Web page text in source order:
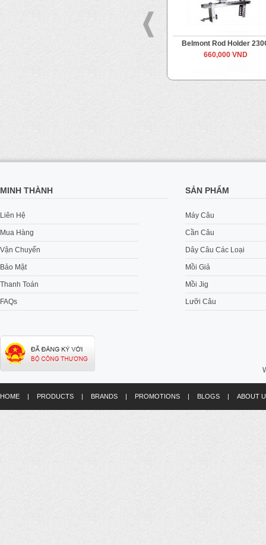
Belmont Rod Holder
660,000 VND
MINH THÀNH
Liên Hệ
Mua Hàng
Vận Chuyển
Bảo Mật
Thanh Toán
FAQs
SẢN PHẨM
Máy Câu
Cần Câu
Dây Câu Các Loại
Mồi Giả
Mồi Jig
Lưỡi Câu
HOME | PRODUCTS | BRANDS | PROMOTIONS | BLOGS | ABOUT